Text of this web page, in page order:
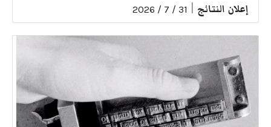
إعلان النتائج 31 / 7 / 2026